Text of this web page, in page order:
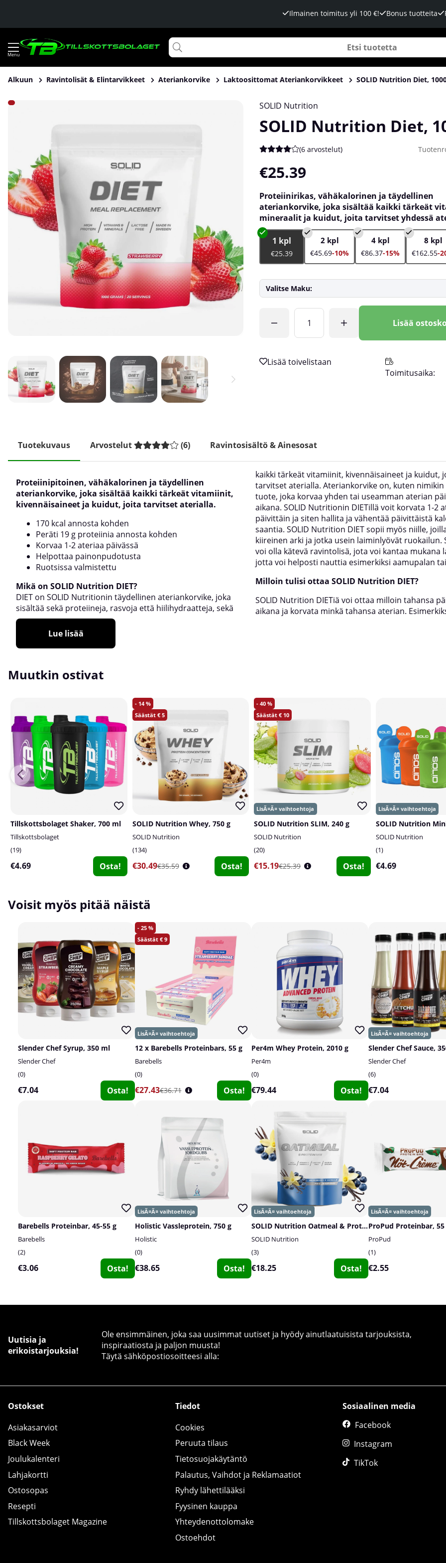
Ilmainen toimitus yli 100 €! Bonus tuotteita
Alkuun Ravintolisät & Elintarvikkeet Ateriankorvike Laktoosittomat Ateriankorvikkeet SOLID Nutrition Diet,
Tuotekuvat SOLID Nutrition Diet, 1000 g SOLID Nutrition
SOLID Nutrition Diet,
Keskiarvoluokitus 4 / 5 Arvioiden määrä 6
(6 arvostelut)
€25.39
Proteiinirikas, vähäkalorinen ja täydellinen
ateriankorvike, joka sisältää kaikki tärkeät
mineraalit ja kuidut, joita tarvitset yhdessä
1 kpl
€25.39
2 kpl
€45.69-10%
4 kpl
€86.37-15%
8 kpl
€162.55-
Valitse Maku:
Lisää
Toimitusaika:
Tuotekuvaus Arvostelut (6) Ravintosisältö & Ainesosat
Proteiinipitoinen, vähäkalorinen ja täydellinen
ateriankorvike, joka sisältää kaikki tärkeät vitamiinit,
kivennäisaineet ja kuidut, joita tarvitset aterialla.
170 kcal annosta kohden
Peräti 19 g proteiinia annosta kohden
Korvaa 1-2 ateriaa päivässä
Helpottaa painonpudotusta
Ruotsissa valmistettu
Mikä on SOLID Nutrition DIET?
DIET on SOLID Nutritionin täydellinen ateriankorvike, joka
sisältää sekä proteiineja, rasvoja että hiilihydraatteja, sekä
kaikki tärkeät vitamiinit, kivennäisaineet ja kuidut,
tarvitset aterialla. Ateriankorvike on, kuten
tuote, joka korvaa yhden tai useamman aterian
aikana. SOLID Nutritionin DIETillä voit korvata 1-2
päivittäin ja siten hallita ja vähentää päivittäistä
saantia. SOLID Nutrition DIET sopii myös niille,
kiireinen arki ja jotka usein laiminlyövät ruokailun.
voi olla kätevä ravintolisä, jota voi kantaa mukana
jotta voi helposti nauttia esimerkiksi aamupalan
Milloin tulisi ottaa SOLID Nutrition DIET?
SOLID Nutrition DIETiä voi ottaa milloin tahansa
aikana ja korvata minkä tahansa aterian.
Lue lisää
Muutkin ostivat
Tillskottsbolaget Shaker, 700 ml
Tillskottsbolaget
19
€4.69 Osta!
14
5
SOLID Nutrition Whey, 750 g
SOLID Nutrition
134
€30.49€35.59 Osta!
40
10
SOLID Nutrition SLIM, 240 g
SOLID Nutrition
20
€15.19€25.39 Osta!
SOLID Nutrition
1
€4.69
Voisit myös pitää näistä
Slender Chef Syrup, 350 ml
Slender Chef
0
€7.04 Osta!
25
9
12 x Barebells Proteinbars, 55 g
Barebells
0
€27.43€36.71 Osta!
Per4m Whey Protein, 2010 g
Per4m
0
€79.44 Osta!
Slender Chef Sauce,
Slender Chef
6
€7.04
Barebells Proteinbar, 45-55 g
Barebells
2
€3.06 Osta!
Holistic Vassleprotein, 750 g
Holistic
0
€38.65 Osta!
SOLID Nutrition Oatmeal & Protein Mix, 750 g
SOLID Nutrition
3
€18.25 Osta!
ProPud Proteinbar, 55
ProPud
1
€2.55
Uutisia ja
erikoistarjouksia!
Ole ensimmäinen, joka saa uusimmat uutiset ja hyödy ainutlaatuisista tarjouksista,
inspiraatiosta ja paljon muusta!
Täytä sähköpostiosoitteesi alla:
Ostokset
Asiakasarviot
Black Week
Joulukalenteri
Lahjakortti
Ostosopas
Resepti
Tillskottsbolaget Magazine
Tiedot
Cookies
Peruuta tilaus
Tietosuojakäytäntö
Palautus, Vaihdot ja Reklamaatiot
Ryhdy lähettilääksi
Fyysinen kauppa
Yhteydenottolomake
Ostoehdot
Sosiaalinen media
Facebook
Instagram
TikTok